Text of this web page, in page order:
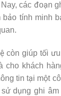
các đoạn
tính minh
còn giúp tối
cho khách
tin tại một
dụng ghi